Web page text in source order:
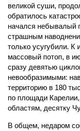
великой суши,
обратилось
начался небывалый
страшным
только усугубили. К
массовый потоп, в
сразу девятью
невообразимыми:
территорию в 180
по площади
областям, десятку
В общем, недаром